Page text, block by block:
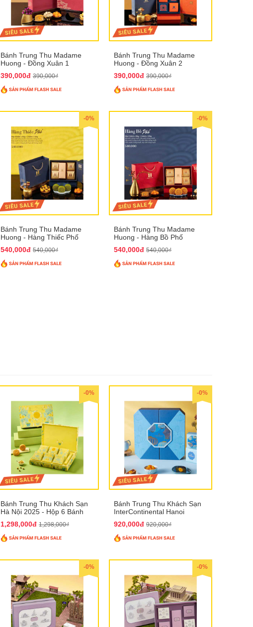
Bánh Trung Thu Madame
Huong - Đồng Xuân 1
390,000đ 390,000₫
Bánh Trung Thu Madame
Huong - Đồng Xuân 2
390,000đ 390,000₫
-0%
Bánh Trung Thu Madame
Huong - Hàng Thiếc Phố
540,000đ 540,000₫
-0%
Bánh Trung Thu Madame
Huong - Hàng Bồ Phố
540,000đ 540,000₫
-0%
Bánh Trung Thu Khách Sạn
Hà Nội 2025 - Hộp 6 Bánh
1,298,000đ 1,298,000₫
-0%
Bánh Trung Thu Khách Sạn
InterContinental Hanoi
920,000đ 920,000₫
-0% -0%